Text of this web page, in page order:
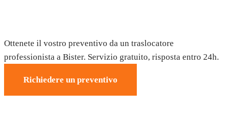
Ottenete il vostro preventivo da un traslocatore
professionista a Bister. Servizio gratuito, risposta entro 24h.
Richiedere un preventivo